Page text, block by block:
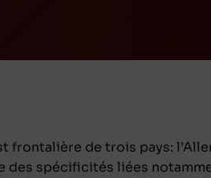
frontalière de trois pays:
des spécificités liées